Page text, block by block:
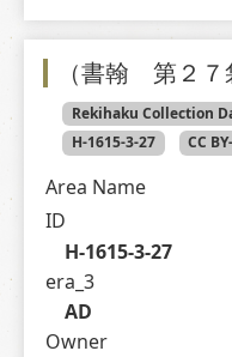
（書翰 第２７
H-1615-3-27
CC
Area Name
ID
H-1615-3-27
era_3
AD
Owner